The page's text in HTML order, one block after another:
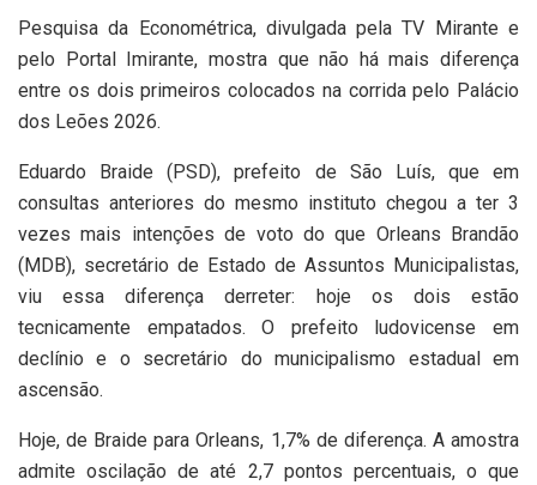
Pesquisa da Econométrica, divulgada pela TV Mirante e
pelo Portal Imirante, mostra que não há mais diferença
entre os dois primeiros colocados na corrida pelo Palácio
dos Leões 2026.
Eduardo Braide (PSD), prefeito de São Luís, que em
consultas anteriores do mesmo instituto chegou a ter 3
vezes mais intenções de voto do que Orleans Brandão
(MDB), secretário de Estado de Assuntos Municipalistas,
viu essa diferença derreter: hoje os dois estão
tecnicamente empatados. O prefeito ludovicense em
declínio e o secretário do municipalismo estadual em
ascensão.
Hoje, de Braide para Orleans, 1,7% de diferença. A amostra
admite oscilação de até 2,7 pontos percentuais, o que